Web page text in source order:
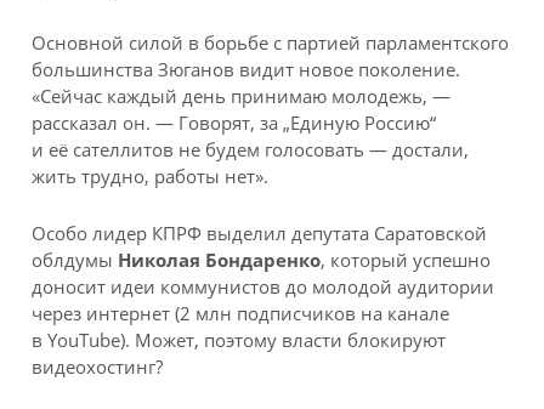
Основной силой в борьбе с партией парламентского
большинства Зюганов видит новое поколение.
«Сейчас каждый день принимаю молодежь, —
рассказал он. — Говорят, за „Единую Россию“
и её сателлитов не будем голосовать — достали,
жить трудно, работы нет».
Особо лидер КПРФ выделил депутата Саратовской
облдумы Николая Бондаренко, который успешно
доносит идеи коммунистов до молодой аудитории
через интернет (2 млн подписчиков на канале
в YouTube). Может, поэтому власти блокируют
видеохостинг?